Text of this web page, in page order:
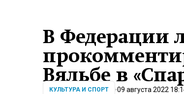
В Федерации
Вяльбе в
КУЛЬТУРА И СПОРТ 09 августа 2022